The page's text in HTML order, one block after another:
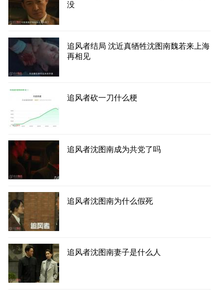
没
追风者结局 沈近真牺牲沈图南魏若来上海
再相见
追风者砍一刀什么梗
追风者沈图南成为共党了吗
追风者沈图南为什么假死
追风者沈图南妻子是什么人